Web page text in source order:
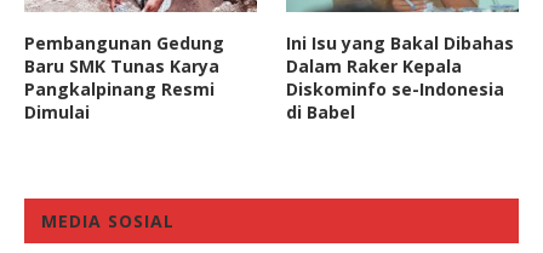
Pembangunan Gedung
Baru SMK Tunas Karya
Pangkalpinang Resmi
Dimulai
Ini Isu yang Bakal Dibahas
Dalam Raker Kepala
Diskominfo se-Indonesia
di Babel
MEDIA SOSIAL